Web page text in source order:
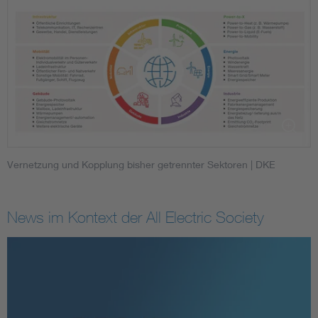
Vernetzung und Kopplung bisher getrennter Sektoren | DKE
News im Kontext der All Electric Society